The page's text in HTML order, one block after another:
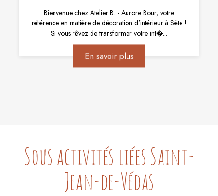
Bienvenue chez Atelier B. - Aurore Bour, votre
référence en matière de décoration d'intérieur à Sète !
Si vous rêvez de transformer votre int�...
En savoir plus
Sous activités liées Saint-
Jean-de-Védas